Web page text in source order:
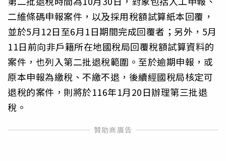
二維條碼申報案件，以及採用稅額試算紙本回覆，
並於5月12日至6月1日期間完成回覆者；另外，5月
11日前向非戶籍所在地國稅局回覆稅額試算資料的
案件，也列入第二批退稅範圍。至於逾期申報，或
原本申報為繳稅、不繳不退，後續經國稅局核定可
退稅的案件，則將於116年1月20日辦理第三批退
稅。